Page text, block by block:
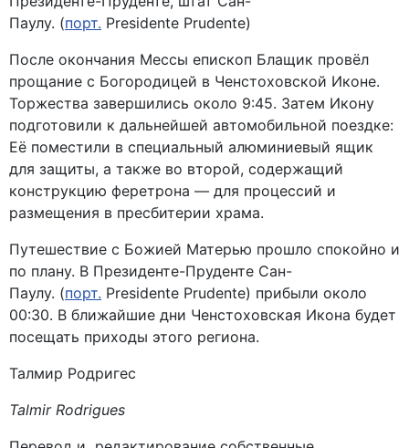
Паулу. (порт. Presidente Prudente)
После окончания Мессы епископ Блащик провёл
прощание с Богородицей в Ченстоховской Иконе.
Торжества завершились около 9:45. Затем Икону
подготовили к дальнейшей автомобильной поездке:
Её поместили в специальный алюминиевый ящик
для защиты, а также во второй, содержащий
конструкцию феретрона — для процессий и
размещения в пресбитерии храма.
Путешествие с Божией Матерью прошло спокойно и
по плану. В Президенте-Пруденте Сан-
Паулу. (порт. Presidente Prudente) прибыли около
00:30. В ближайшие дни Ченстоховская Икона будет
посещать приходы этого региона.
Талмир Родригес
Talmir Rodrigues